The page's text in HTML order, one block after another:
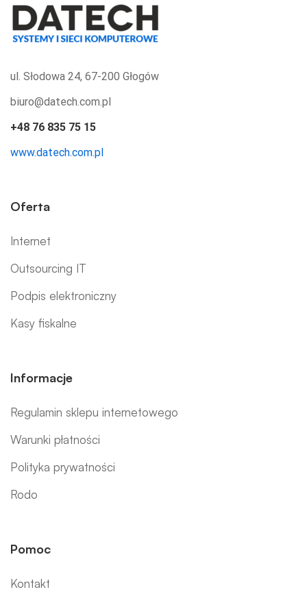
ul. Słodowa 24, 67-200 Głogów
biuro@datech.com.pl
+48 76 835 75 15
www.datech.com.pl
Oferta
Internet
Outsourcing IT
Podpis elektroniczny
Kasy fiskalne
Informacje
Regulamin sklepu internetowego
Warunki płatności
Polityka prywatności
Rodo
Pomoc
Kontakt